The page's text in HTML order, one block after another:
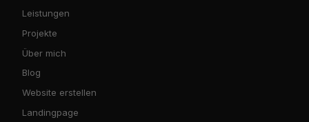
Leistungen
Projekte
Über mich
Blog
Website erstellen
Landingpage